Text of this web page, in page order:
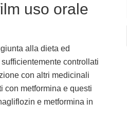
uso orale
alla dieta ed
controllati
con altri medicinali
con metformina e questi
e metformina in